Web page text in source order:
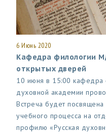
6 Июнь 2020
Кафедра филологии
открытых дверей
10 июня в 15:00 кафедра
духовной академии
Встреча будет посвящена
учебного процесса на
профилю «Русская